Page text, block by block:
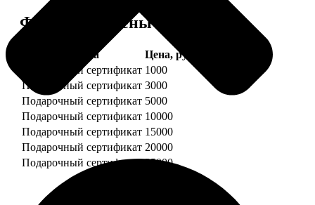
Форматы и цены
Услуга
Цена, руб.
Подарочный сертификат 1000
Подарочный сертификат 3000
Подарочный сертификат 5000
Подарочный сертификат 10000
Подарочный сертификат 15000
Подарочный сертификат 20000
Подарочный сертификат 25000